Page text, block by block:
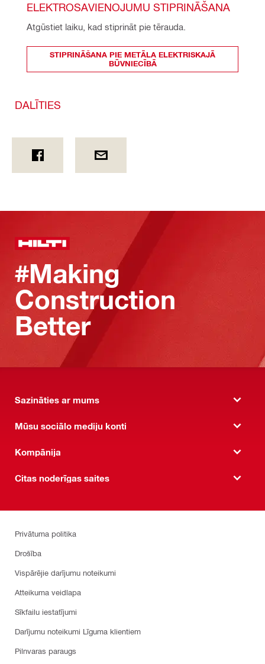
ELEKTROSAVIENOJUMU STIPRINĀŠANA
Atgūstiet laiku, kad stiprināt pie tērauda.
STIPRINĀŠANA PIE METĀLA ELEKTRISKAJĀ
BŪVNIECĪBĀ
DALĪTIES
#Making
Construction
Better
Sazināties ar mums
Mūsu sociālo mediju konti
Kompānija
Citas noderīgas saites
Privātuma politika
Drošība
Vispārējie darījumu noteikumi
Atteikuma veidlapa
Sīkfailu iestatījumi
Darījumu noteikumi Līguma klientiem
Pilnvaras paraugs